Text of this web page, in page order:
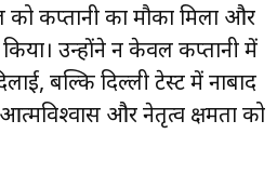
कप्तानी का मौका मिला और
उन्होंने न केवल कप्तानी में
बल्कि दिल्ली टेस्ट में नाबाद
और नेतृत्व क्षमता को